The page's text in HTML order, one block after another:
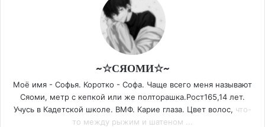
~☆СЯОМИ☆~
Моё имя - Софья. Коротко - Софа. Чаще всего меня называют
Сяоми, метр с кепкой или же полторашка.Рост165,14 лет.
Учусь в Кадетской школе. ВМФ. Карие глаза. Цвет волос, что-
то между рыжим и шатеном ...